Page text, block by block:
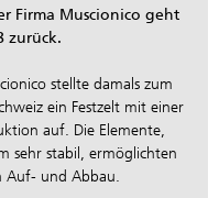
Firma Muscionico geht
zurück.
stellte damals zum
ein Festzelt mit einer
auf. Die Elemente,
sehr stabil, ermöglichten
Auf- und Abbau.